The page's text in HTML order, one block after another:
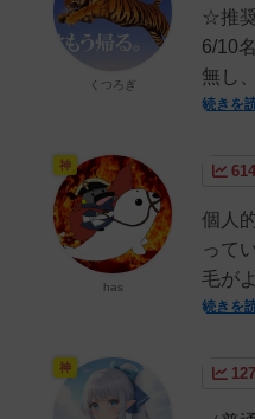
☆推
6/10
無し
続きを
くつろぎ
個人
って
毛が
続きを
神
has
神